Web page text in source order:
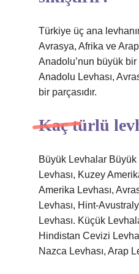
Türkiye üç ana
Avrasya, Afrika ve
Anadolu’nun büyük bir
Anadolu Levhası,
bir parçasıdır.
Kaç türlü
Büyük Levhalar
Levhası, Kuzey
Amerika Levhası,
Levhası, Hint-
Levhası. Küçük
Hindistan Cevizi
Nazca Levhası, Arap